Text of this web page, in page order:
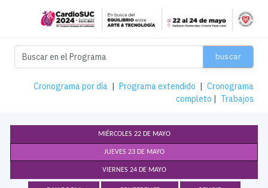
buscar
Cronograma por día | Programa extendido | Cronograma
completo | Trabajos
MIÉRCOLES 22 DE MAYO
JUEVES 23 DE MAYO
VIERNES 24 DE MAYO